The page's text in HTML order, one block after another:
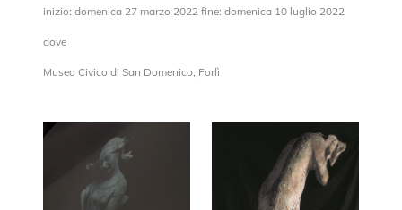
inizio: domenica 27 marzo 2022 fine: domenica 10 luglio 2022
dove
Museo Civico di San Domenico, Forlì